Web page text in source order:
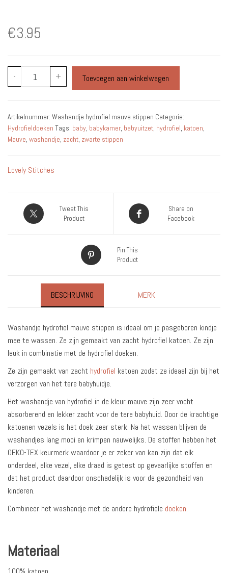
€3.95
-
Washandje
hydrofiel
aantal
+ Toevoegen aan winkelwagen
Artikelnummer: Washandje hydrofiel mauve stippen Categorie:
Hydrofieldoeken Tags: baby, babykamer, babyuitzet, hydrofiel, katoen,
Mauve, washandje, zacht, zwarte stippen
Lovely Stitches
Tweet This
Product
Share on
Facebook
Pin This
Product
BESCHRIJVING MERK
Washandje hydrofiel mauve stippen is ideaal om je pasgeboren kindje
mee te wassen. Ze zijn gemaakt van zacht hydrofiel katoen. Ze zijn
leuk in combinatie met de hydrofiel doeken.
Ze zijn gemaakt van zacht hydrofiel katoen zodat ze ideaal zijn bij het
verzorgen van het tere babyhuidje.
Het washandje van hydrofiel in de kleur mauve zijn zeer vocht
absorberend en lekker zacht voor de tere babyhuid. Door de krachtige
katoenen vezels is het doek zeer sterk. Na het wassen blijven de
washandjes lang mooi en krimpen nauwelijks. De stoffen hebben het
OEKO-TEX keurmerk waardoor je er zeker van kan zijn dat elk
onderdeel, elke vezel, elke draad is getest op gevaarlijke stoffen en
dat het product daardoor onschadelijk is voor de gezondheid van
kinderen.
Combineer het washandje met de andere hydrofiele doeken.
Materiaal